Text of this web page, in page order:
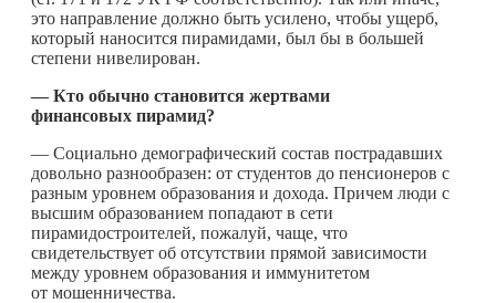
это направление должно быть усилено, чтобы ущерб,
который наносится пирамидами, был бы в большей
степени нивелирован.
— Кто обычно становится жертвами
финансовых пирамид?
— Социально демографический состав пострадавших
довольно разнообразен: от студентов до пенсионеров с
разным уровнем образования и дохода. Причем люди с
высшим образованием попадают в сети
пирамидостроителей, пожалуй, чаще, что
свидетельствует об отсутствии прямой зависимости
между уровнем образования и иммунитетом
от мошенничества.